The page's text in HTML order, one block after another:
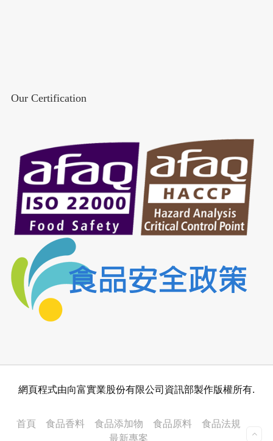
Our Certification
網頁程式由向富實業股份有限公司資訊部製作版權所有.
首頁 食品香料 食品添加物 食品原料
食品法規
最新專案